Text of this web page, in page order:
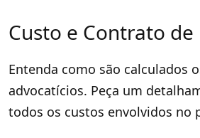
Custo e Contrato
Entenda como são calculados
advocatícios. Peça um
todos os custos envolvidos no